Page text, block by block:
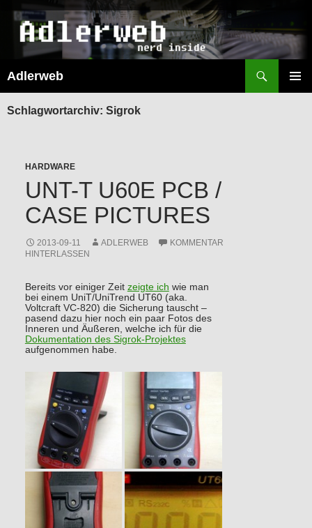
Adlerweb
SPRINGEN
Schlagwortarchiv: Sigrok
HARDWARE
UNT-T U60E PCB /
CASE PICTURES
2013-09-11 ADLERWEB
KOMMENTAR
HINTERLASSEN
Bereits vor einiger Zeit zeigte ich wie man
bei einem UniT/UniTrend UT60 (aka.
Voltcraft VC-820) die Sicherung tauscht –
pasend dazu hier noch ein paar Fotos des
Inneren und Äußeren, welche ich für die
Dokumentation des Sigrok-Projektes
aufgenommen habe.